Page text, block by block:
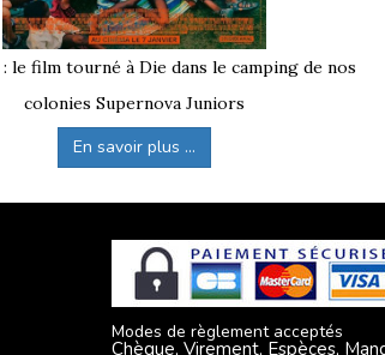
le film tourné à Die dans le camping de nos
colonies Supernova Juniors
En savoir plus ...
Modes de règlement acceptés
Chèque, Virement, Espèces,